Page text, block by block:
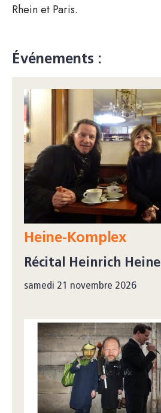
Rhein et Paris.
Événements :
Heine-Komplex
Récital Heinrich Heine
samedi 21 novembre 2026